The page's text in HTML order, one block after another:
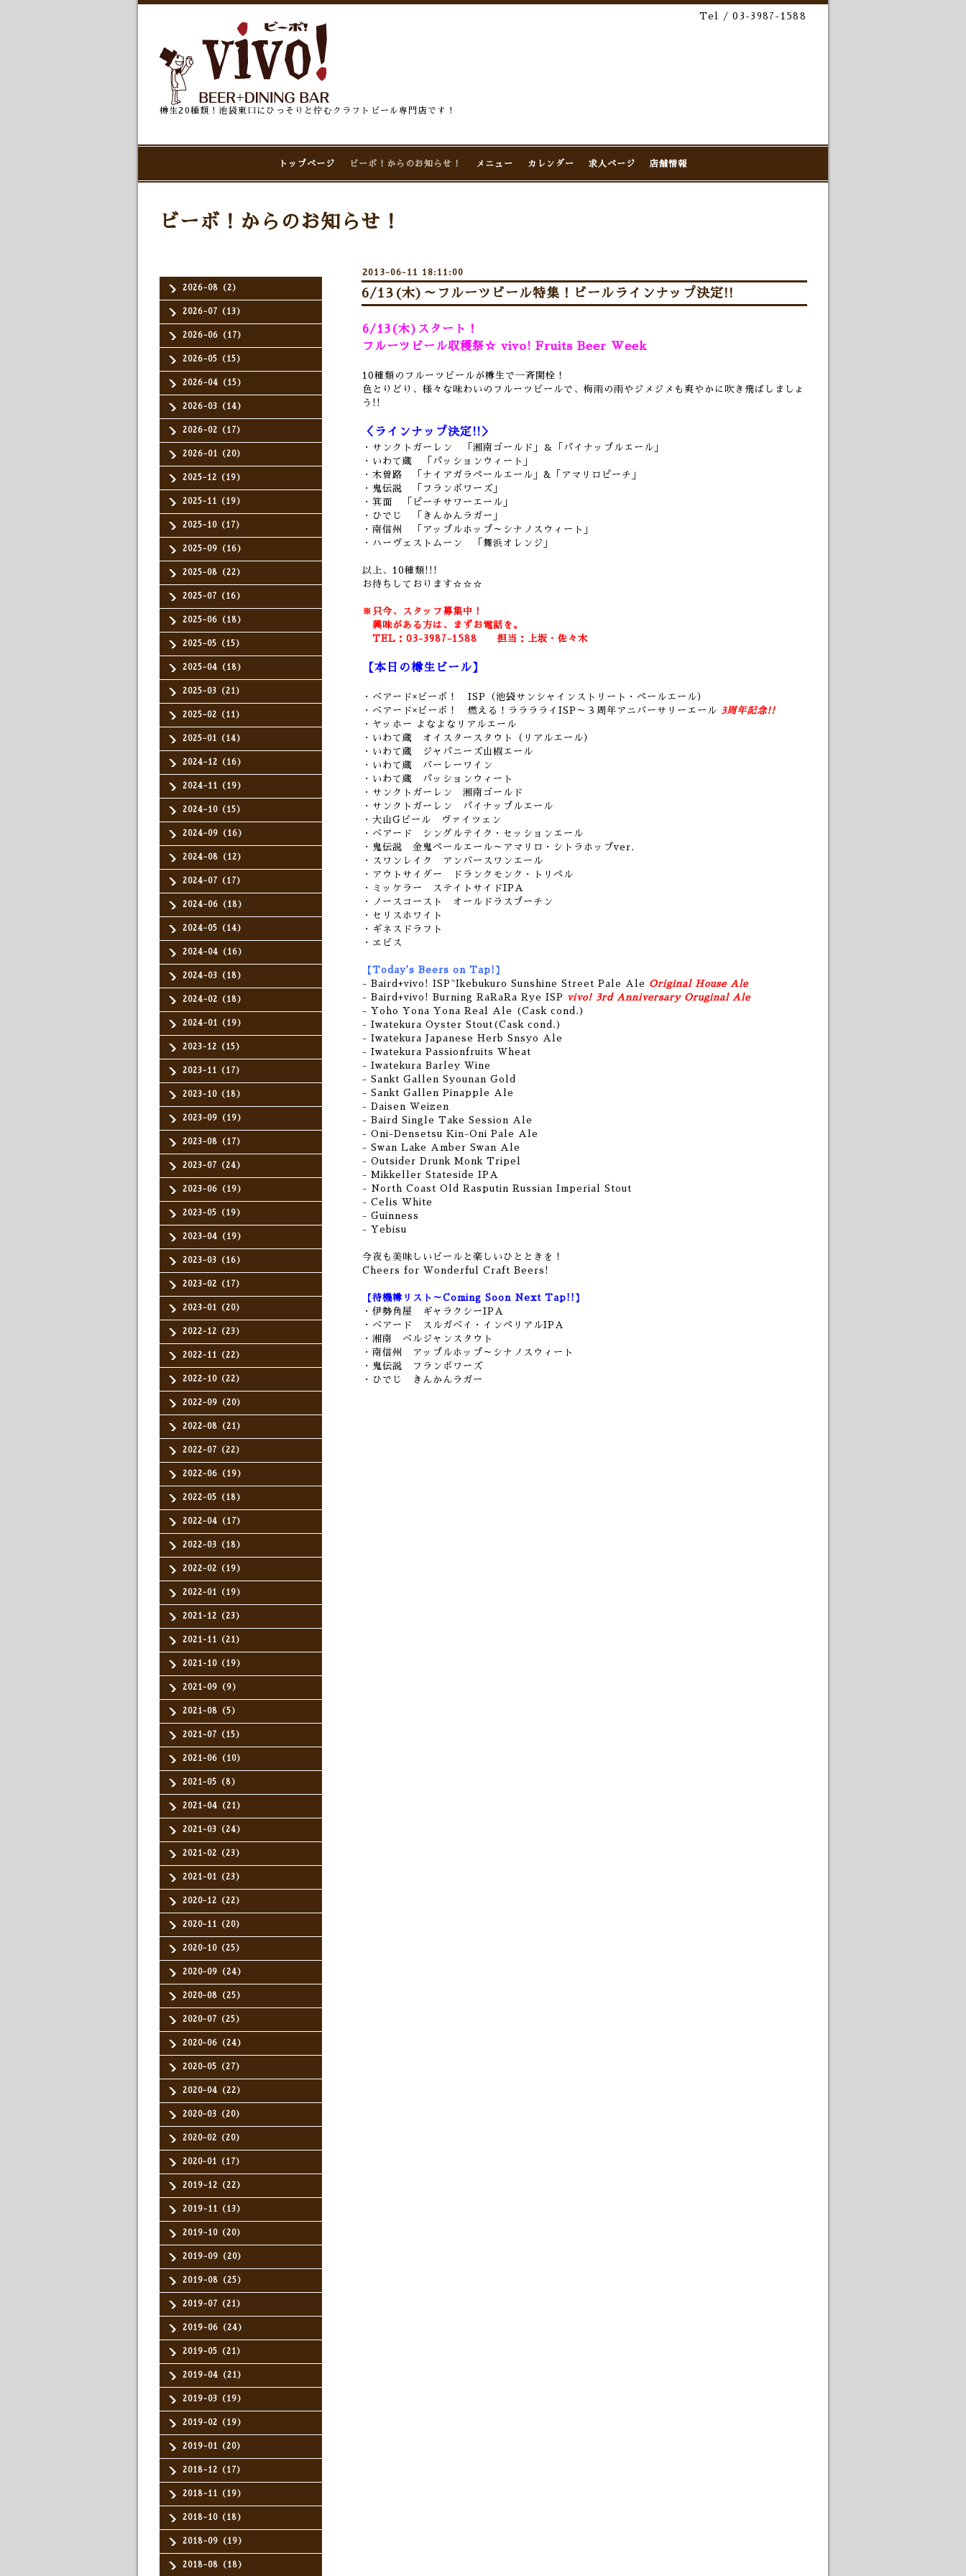
Tel / 03-3987-1588
樽生20種類！池袋東口にひっそりと佇むクラフトビール専門店です！
トップページ ビーボ！からのお知らせ！ メニュー カレンダー 求人ページ 店舗情報
2026-08（2）
2026-07（13）
2026-06（17）
2026-05（15）
2026-04（15）
2026-03（14）
2026-02（17）
2026-01（20）
2025-12（19）
2025-11（19）
2025-10（17）
2025-09（16）
2025-08（22）
2025-07（16）
2025-06（18）
2025-05（15）
2025-04（18）
2025-03（21）
2025-02（11）
2025-01（14）
2024-12（16）
2024-11（19）
2024-10（15）
2024-09（16）
2024-08（12）
2024-07（17）
2024-06（18）
2024-05（14）
2024-04（16）
2024-03（18）
2024-02（18）
2024-01（19）
2023-12（15）
2023-11（17）
2023-10（18）
2023-09（19）
2023-08（17）
2023-07（24）
2023-06（19）
2023-05（19）
2023-04（19）
2023-03（16）
2023-02（17）
2023-01（20）
2022-12（23）
2022-11（22）
2022-10（22）
2022-09（20）
2022-08（21）
2022-07（22）
2022-06（19）
2022-05（18）
2022-04（17）
2022-03（18）
2022-02（19）
2022-01（19）
2021-12（23）
2021-11（21）
2021-10（19）
2021-09（9）
2021-08（5）
2021-07（15）
2021-06（10）
2021-05（8）
2021-04（21）
2021-03（24）
2021-02（23）
2021-01（23）
2020-12（22）
2020-11（20）
2020-10（25）
2020-09（24）
2020-08（25）
2020-07（25）
2020-06（24）
2020-05（27）
2020-04（22）
2020-03（20）
2020-02（20）
2020-01（17）
2019-12（22）
2019-11（13）
2019-10（20）
2019-09（20）
2019-08（25）
2019-07（21）
2019-06（24）
2019-05（21）
2019-04（21）
2019-03（19）
2019-02（19）
2019-01（20）
2018-12（17）
2018-11（19）
2018-10（18）
2018-09（19）
2018-08（18）
ビーボ！からのお知らせ！
2013-06-11 18:11:00
6/13(木)～フルーツビール特集！ビールラインナップ決定!!
6/13(木)スタート！
フルーツビール収穫祭☆ vivo! Fruits Beer Week
10種類のフルーツビールが樽生で一斉開栓！
色とりどり、様々な味わいのフルーツビールで、梅雨の雨やジメジメも爽やかに吹き飛ばしましょ
う!!
＜ラインナップ決定!!＞
・サンクトガーレン 「湘南ゴールド」＆「パイナップルエール」
・いわて蔵 「パッションウィート」
・木曽路 「ナイアガラペールエール」&「アマリロピーチ」
・鬼伝説 「フランボワーズ」
・箕面 「ピーチサワーエール」
・ひでじ 「きんかんラガー」
・南信州 「アップルホップ～シナノスウィート」
・ハーヴェストムーン 「舞浜オレンジ」
以上、10種類!!!
お待ちしております☆☆☆
※只今、スタッフ募集中！
興味がある方は、まずお電話を。
TEL：03-3987-1588
担当：上坂・佐々木
【本日の樽生ビール】
・ベアード×ビーボ！ ISP（池袋サンシャインストリート・ペールエール）
・ベアード×ビーボ！ 燃える！ラララライISP～３周年アニバーサリーエール 3周年記念!!
・ヤッホー よなよなリアルエール
・いわて蔵 オイスタースタウト（リアルエール）
・いわて蔵 ジャパニーズ山椒エール
・いわて蔵 バーレーワイン
・いわて蔵 パッションウィート
・サンクトガーレン 湘南ゴールド
・サンクトガーレン パイナップルエール
・大山Gビール ヴァイツェン
・ベアード シングルテイク・セッションエール
・鬼伝説 金鬼ペールエール～アマリロ・シトラホップver.
・スワンレイク アンバースワンエール
・アウトサイダー ドランクモンク・トリペル
・ミッケラー ステイトサイドIPA
・ノースコースト オールドラスプーチン
・セリスホワイト
・ギネスドラフト
・ヱビス
【Today's Beers on Tap!】
- Baird+vivo! ISP~Ikebukuro Sunshine Street Pale Ale
Original House Ale
- Baird+vivo! Burning RaRaRa Rye ISP
vivo! 3rd Anniversary Oruginal Ale
- Yoho Yona Yona Real Ale (Cask cond.)
- Iwatekura Oyster Stout(Cask cond.)
- Iwatekura Japanese Herb Snsyo Ale
- Iwatekura Passionfruits Wheat
- Iwatekura Barley Wine
- Sankt Gallen Syounan Gold
- Sankt Gallen Pinapple Ale
- Daisen Weizen
- Baird Single Take Session Ale
- Oni-Densetsu Kin-Oni Pale Ale
- Swan Lake Amber Swan Ale
- Outsider Drunk Monk Tripel
- Mikkeller Stateside IPA
- North Coast Old Rasputin Russian Imperial Stout
- Celis White
- Guinness
- Yebisu
今夜も美味しいビールと楽しいひとときを！
Cheers for Wonderful Craft Beers!
【待機樽リスト～Coming Soon Next Tap!!】
・伊勢角屋 ギャラクシーIPA
・ベアード スルガベイ・インペリアルIPA
・湘南 ベルジャンスタウト
・南信州 アップルホップ～シナノスウィート
・鬼伝説 フランボワーズ
・ひでじ きんかんラガー